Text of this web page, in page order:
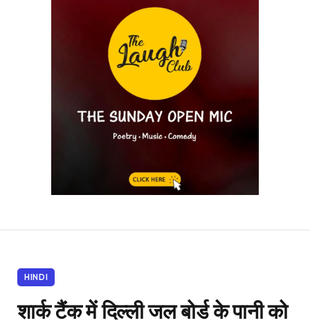
HINDI
शार्क टैंक में दिल्ली जल बोर्ड के पानी को